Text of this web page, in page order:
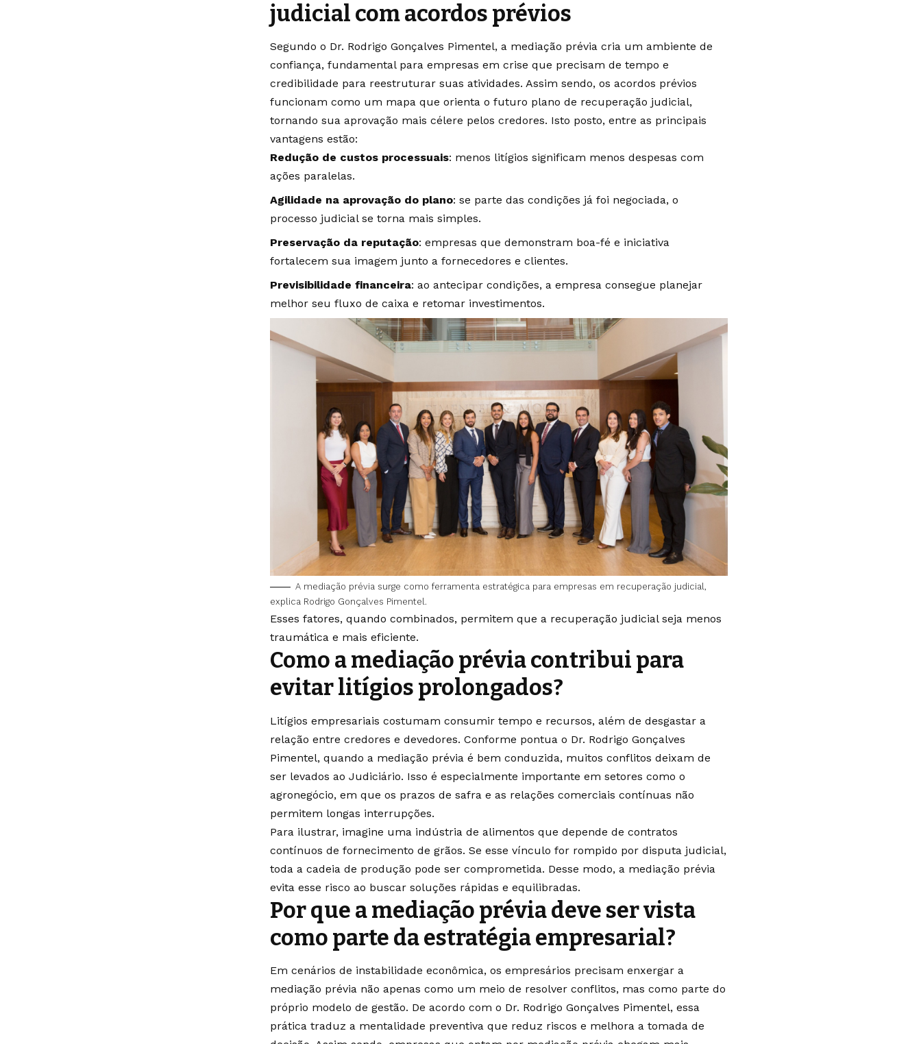
judicial com acordos prévios
Segundo o Dr. Rodrigo Gonçalves Pimentel, a mediação prévia cria um ambiente de
confiança, fundamental para empresas em crise que precisam de tempo e
credibilidade para reestruturar suas atividades. Assim sendo, os acordos prévios
funcionam como um mapa que orienta o futuro plano de recuperação judicial,
tornando sua aprovação mais célere pelos credores. Isto posto, entre as principais
vantagens estão:
Redução de custos processuais: menos litígios significam menos despesas com
ações paralelas.
Agilidade na aprovação do plano: se parte das condições já foi negociada, o
processo judicial se torna mais simples.
Preservação da reputação: empresas que demonstram boa-fé e iniciativa
fortalecem sua imagem junto a fornecedores e clientes.
Previsibilidade financeira: ao antecipar condições, a empresa consegue planejar
melhor seu fluxo de caixa e retomar investimentos.
A mediação prévia surge como ferramenta estratégica para empresas em recuperação judicial,
explica Rodrigo Gonçalves Pimentel.
Esses fatores, quando combinados, permitem que a recuperação judicial seja menos
traumática e mais eficiente.
Como a mediação prévia contribui para
evitar litígios prolongados?
Litígios empresariais costumam consumir tempo e recursos, além de desgastar a
relação entre credores e devedores. Conforme pontua o Dr. Rodrigo Gonçalves
Pimentel, quando a mediação prévia é bem conduzida, muitos conflitos deixam de
ser levados ao Judiciário. Isso é especialmente importante em setores como o
agronegócio, em que os prazos de safra e as relações comerciais contínuas não
permitem longas interrupções.
Para ilustrar, imagine uma indústria de alimentos que depende de contratos
contínuos de fornecimento de grãos. Se esse vínculo for rompido por disputa judicial,
toda a cadeia de produção pode ser comprometida. Desse modo, a mediação prévia
evita esse risco ao buscar soluções rápidas e equilibradas.
Por que a mediação prévia deve ser vista
como parte da estratégia empresarial?
Em cenários de instabilidade econômica, os empresários precisam enxergar a
mediação prévia não apenas como um meio de resolver conflitos, mas como parte do
próprio modelo de gestão. De acordo com o Dr. Rodrigo Gonçalves Pimentel, essa
prática traduz a mentalidade preventiva que reduz riscos e melhora a tomada de